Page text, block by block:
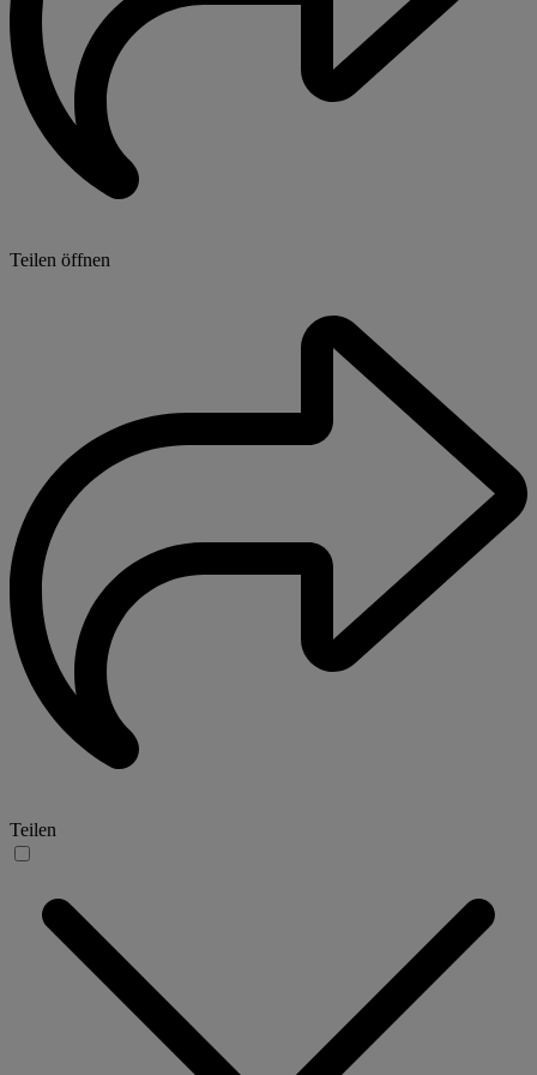
Teilen öffnen
Teilen